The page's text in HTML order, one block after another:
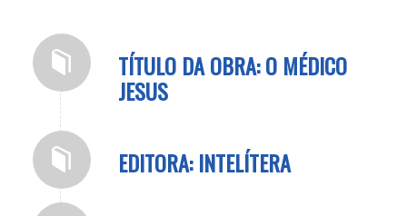
TÍTULO DA OBRA: O MÉDICO
JESUS
EDITORA: INTELÍTERA